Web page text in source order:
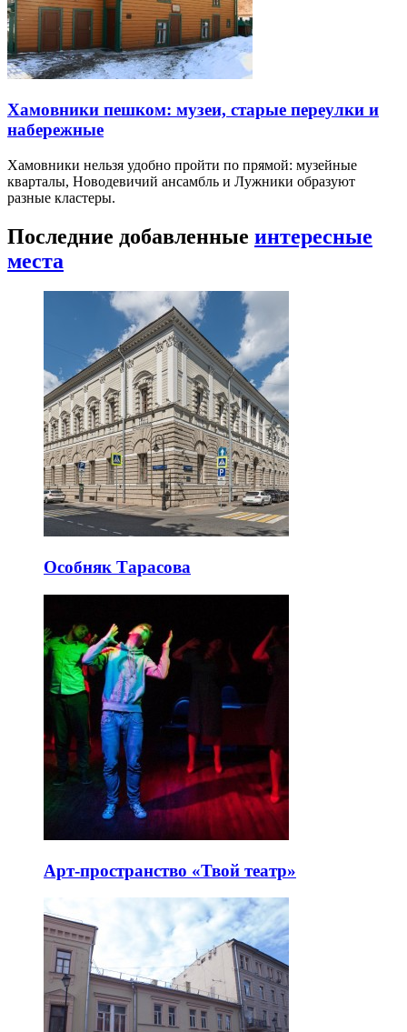
Басманный район пешком: конструктивизм,
сады и арт-кластеры
Басманный район соединяет старую Москву,
железнодорожную инфраструктуру, авангард…
Хамовники пешком: музеи, старые переулки и
набережные
Хамовники нельзя удобно пройти по прямой: музейные
кварталы, Новодевичий ансамбль и Лужники образуют
разные кластеры.
Последние добавленныеинтересные
места
Особняк Тарасова